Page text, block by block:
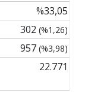
%33,05
302 (%1,26)
957 (%3,98)
22.771